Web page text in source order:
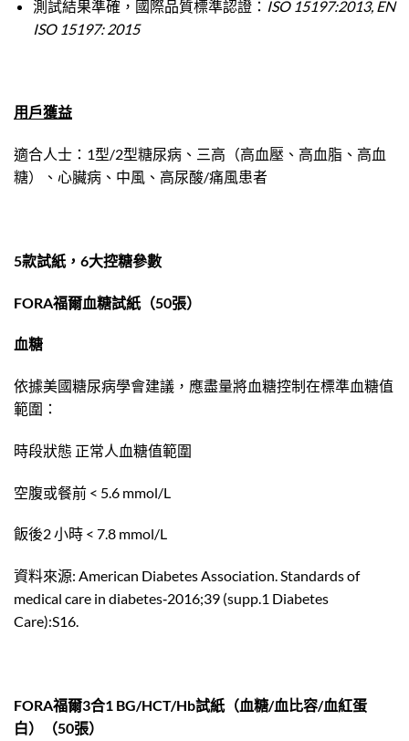
測試結果準確，國際品質標準認證： ISO 15197:2013, EN
ISO 15197: 2015
用戶獲益
適合人士：1型/2型糖尿病、三高（高血壓、高血脂、高血
糖）、心臟病、中風、高尿酸/痛風患者
5款試紙，6大控糖參數
FORA福爾血糖試紙（50張）
血糖
依據美國糖尿病學會建議，應盡量將血糖控制在標準血糖值
範圍：
時段狀態 正常人血糖值範圍
空腹或餐前 < 5.6 mmol/L
飯後2 小時 < 7.8 mmol/L
資料來源: American Diabetes Association. Standards of
medical care in diabetes‐2016;39 (supp.1 Diabetes
Care):S16.
FORA福爾3合1 BG/HCT/Hb試紙（血糖/血比容/血紅蛋
白）（50張）